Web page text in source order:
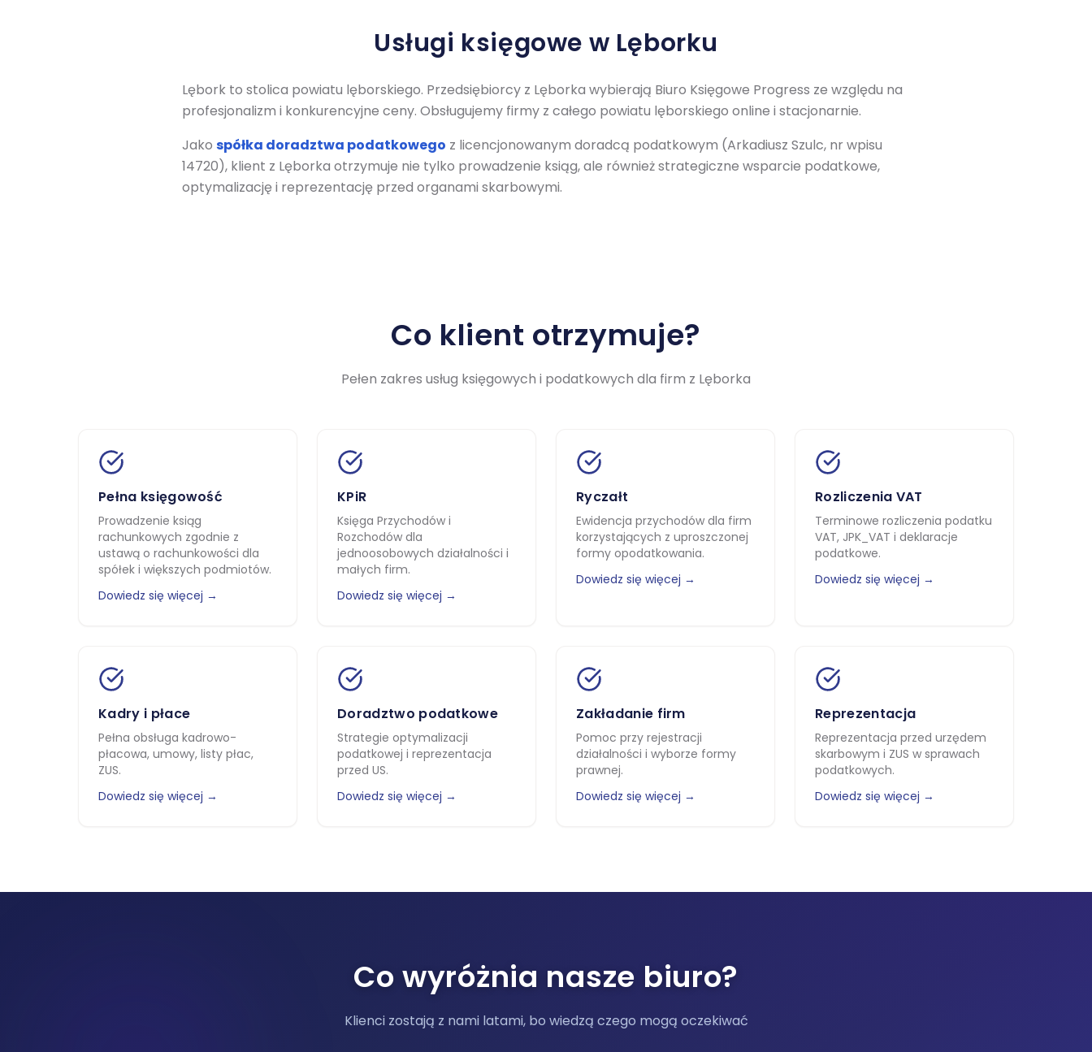
Usługi księgowe w Lęborku
Lębork to stolica powiatu lęborskiego. Przedsiębiorcy z Lęborka wybierają Biuro Księgowe Progress ze względu na
profesjonalizm i konkurencyjne ceny. Obsługujemy firmy z całego powiatu lęborskiego online i stacjonarnie.
Jako spółka doradztwa podatkowego z licencjonowanym doradcą podatkowym (Arkadiusz Szulc, nr wpisu
14720), klient z Lęborka otrzymuje nie tylko prowadzenie ksiąg, ale również strategiczne wsparcie podatkowe,
optymalizację i reprezentację przed organami skarbowymi.
Co klient otrzymuje?
Pełen zakres usług księgowych i podatkowych dla firm z Lęborka
Pełna księgowość
Prowadzenie ksiąg
rachunkowych zgodnie z
ustawą o rachunkowości dla
spółek i większych podmiotów.
Dowiedz się więcej →
KPiR
Księga Przychodów i
Rozchodów dla
jednoosobowych działalności i
małych firm.
Dowiedz się więcej →
Ryczałt
Ewidencja przychodów dla firm
korzystających z uproszczonej
formy opodatkowania.
Dowiedz się więcej →
Rozliczenia VAT
Terminowe rozliczenia podatku
VAT, JPK_VAT i deklaracje
podatkowe.
Dowiedz się więcej →
Kadry i płace
Pełna obsługa kadrowo-
płacowa, umowy, listy płac,
ZUS.
Dowiedz się więcej →
Doradztwo podatkowe
Strategie optymalizacji
podatkowej i reprezentacja
przed US.
Dowiedz się więcej →
Zakładanie firm
Pomoc przy rejestracji
działalności i wyborze formy
prawnej.
Dowiedz się więcej →
Reprezentacja
Reprezentacja przed urzędem
skarbowym i ZUS w sprawach
podatkowych.
Dowiedz się więcej →
Co wyróżnia nasze biuro?
Klienci zostają z nami latami, bo wiedzą czego mogą oczekiwać